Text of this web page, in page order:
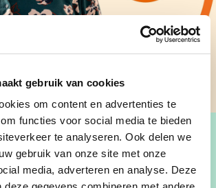
gebruik van cookies
om content en advertenties te
functies voor social media te bieden
te analyseren. Ook delen we
gebruik van onze site met onze
media, adverteren en analyse. Deze